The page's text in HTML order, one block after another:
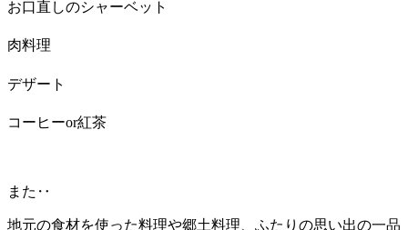
お口直しのシャーベット
肉料理
デザート
コーヒーor紅茶
また‥
地元の食材を使った料理や郷土料理、ふたりの思い出の一品